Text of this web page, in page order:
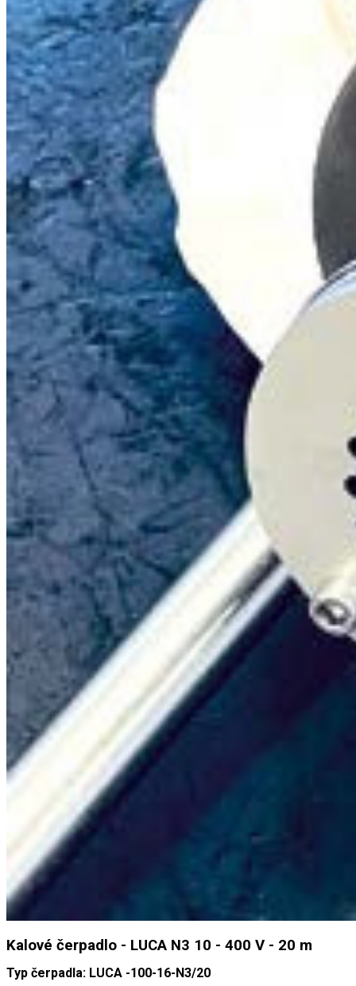
Kalové čerpadlo - LUCA N3 10 - 400 V - 20 m
Typ čerpadla: LUCA -100-16-N3/20